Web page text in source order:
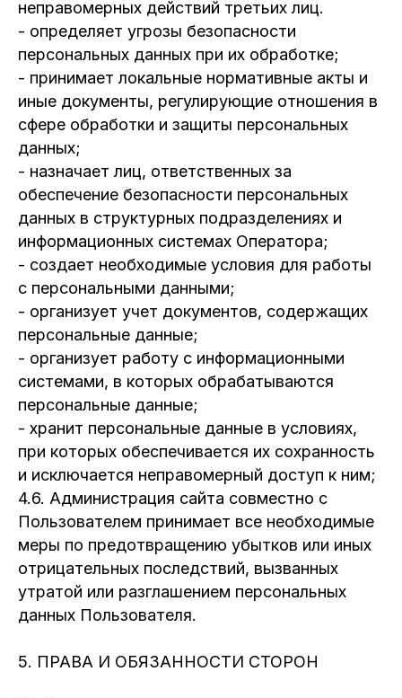
неправомерных действий третьих лиц.
- определяет угрозы безопасности
персональных данных при их обработке;
- принимает локальные нормативные акты и
иные документы, регулирующие отношения в
сфере обработки и защиты персональных
данных;
- назначает лиц, ответственных за
обеспечение безопасности персональных
данных в структурных подразделениях и
информационных системах Оператора;
- создает необходимые условия для работы
с персональными данными;
- организует учет документов, содержащих
персональные данные;
- организует работу с информационными
системами, в которых обрабатываются
персональные данные;
- хранит персональные данные в условиях,
при которых обеспечивается их сохранность
и исключается неправомерный доступ к ним;
4.6. Администрация сайта совместно с
Пользователем принимает все необходимые
меры по предотвращению убытков или иных
отрицательных последствий, вызванных
утратой или разглашением персональных
данных Пользователя.
5. ПРАВА И ОБЯЗАННОСТИ СТОРОН